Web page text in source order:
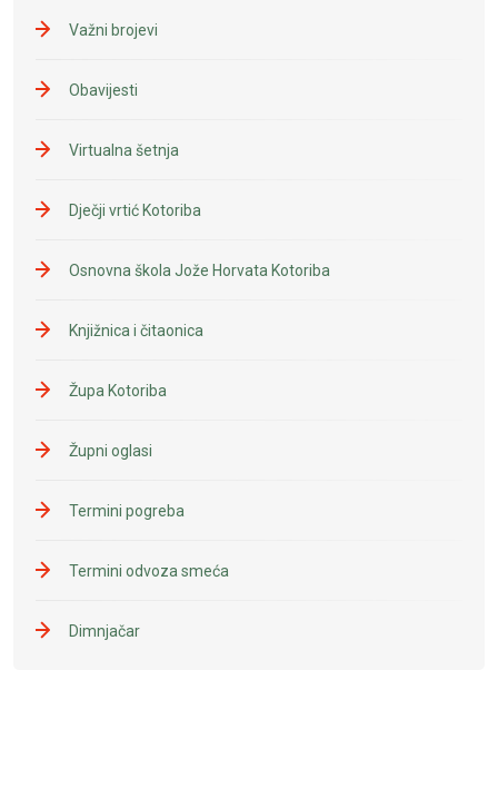
Važni brojevi
Obavijesti
Virtualna šetnja
Dječji vrtić Kotoriba
Osnovna škola Jože Horvata Kotoriba
Knjižnica i čitaonica
Župa Kotoriba
Župni oglasi
Termini pogreba
Termini odvoza smeća
Dimnjačar